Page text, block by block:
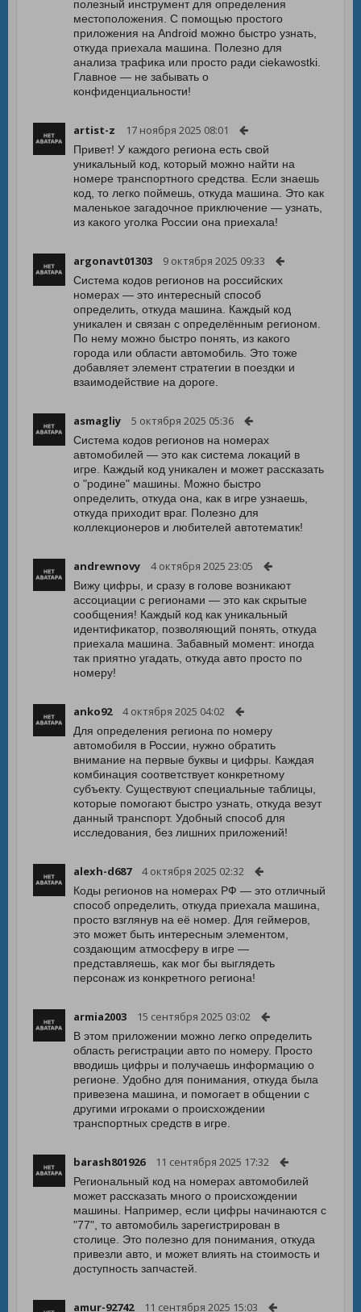
полезный инструмент для определения
местоположения. С помощью простого
приложения на Android можно быстро узнать,
откуда приехала машина. Полезно для
анализа трафика или просто ради ciekawostki.
Главное — не забывать о
конфиденциальности!
artist-z 17 ноября 2025 08:01
Привет! У каждого региона есть свой
уникальный код, который можно найти на
номере транспортного средства. Если знаешь
код, то легко поймешь, откуда машина. Это как
маленькое загадочное приключение — узнать,
из какого уголка России она приехала!
argonavt01303 9 октября 2025 09:33
Система кодов регионов на российских
номерах — это интересный способ
определить, откуда машина. Каждый код
уникален и связан с определённым регионом.
По нему можно быстро понять, из какого
города или области автомобиль. Это тоже
добавляет элемент стратегии в поездки и
взаимодействие на дороге.
asmagliy 5 октября 2025 05:36
Система кодов регионов на номерах
автомобилей — это как система локаций в
игре. Каждый код уникален и может рассказать
о "родине" машины. Можно быстро
определить, откуда она, как в игре узнаешь,
откуда приходит враг. Полезно для
коллекционеров и любителей автотематик!
andrewnovy 4 октября 2025 23:05
Вижу цифры, и сразу в голове возникают
ассоциации с регионами — это как скрытые
сообщения! Каждый код как уникальный
идентификатор, позволяющий понять, откуда
приехала машина. Забавный момент: иногда
так приятно угадать, откуда авто просто по
номеру!
anko92 4 октября 2025 04:02
Для определения региона по номеру
автомобиля в России, нужно обратить
внимание на первые буквы и цифры. Каждая
комбинация соответствует конкретному
субъекту. Существуют специальные таблицы,
которые помогают быстро узнать, откуда везут
данный транспорт. Удобный способ для
исследования, без лишних приложений!
alexh-d687 4 октября 2025 02:32
Коды регионов на номерах РФ — это отличный
способ определить, откуда приехала машина,
просто взглянув на её номер. Для геймеров,
это может быть интересным элементом,
создающим атмосферу в игре —
представляешь, как мог бы выглядеть
персонаж из конкретного региона!
armia2003 15 сентября 2025 03:02
В этом приложении можно легко определить
область регистрации авто по номеру. Просто
вводишь цифры и получаешь информацию о
регионе. Удобно для понимания, откуда была
привезена машина, и помогает в общении с
другими игроками о происхождении
транспортных средств в игре.
barash801926 11 сентября 2025 17:32
Региональный код на номерах автомобилей
может рассказать много о происхождении
машины. Например, если цифры начинаются с
"77", то автомобиль зарегистрирован в
столице. Это полезно для понимания, откуда
привезли авто, и может влиять на стоимость и
доступность запчастей.
amur-92742 11 сентября 2025 15:03